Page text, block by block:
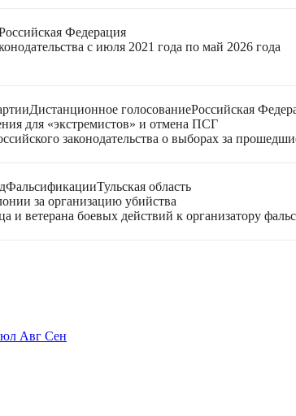
Федерация
с июля 2021 года по май 2026 года
Дистанционное голосованиеРоссийская
для «экстремистов» и отмена ПСГ
законодательства о выборах за
ФальсификацииТульская область
за организацию убийства
ветерана боевых действий к организатору
Авг Сен